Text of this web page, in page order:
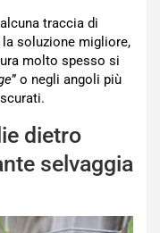
traccia di
soluzione migliore,
molto spesso si
” o negli angoli più
dietro
selvaggia